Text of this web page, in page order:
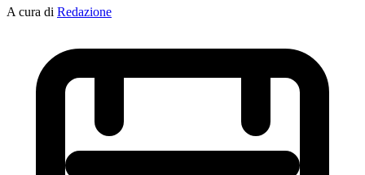
A cura di Redazione